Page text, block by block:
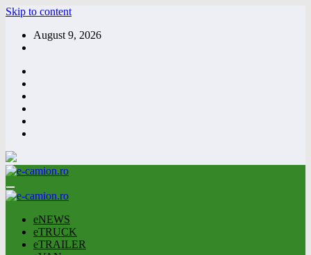
Skip to content
August 9, 2026
eNEWS
eTRUCK
eTRAILER